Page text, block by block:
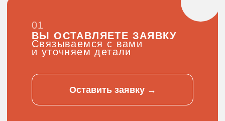
СДАЁМ
ОБЪЕКТ
Вы принимаете работу
и производите